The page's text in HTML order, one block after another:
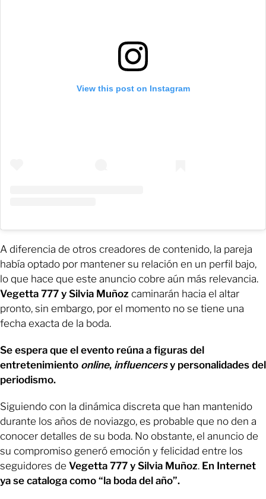
View this post on Instagram
A diferencia de otros creadores de contenido, la pareja
había optado por mantener su relación en un perfil bajo,
lo que hace que este anuncio cobre aún más relevancia.
Vegetta 777 y Silvia Muñoz caminarán hacia el altar
pronto, sin embargo, por el momento no se tiene una
fecha exacta de la boda.
Se espera que el evento reúna a figuras del
entretenimiento online, influencersy personalidades del
periodismo.
Siguiendo con la dinámica discreta que han mantenido
durante los años de noviazgo, es probable que no den a
conocer detalles de su boda. No obstante, el anuncio de
su compromiso generó emoción y felicidad entre los
seguidores de Vegetta 777 y Silvia Muñoz. En Internet
ya se cataloga como “la boda del año”.